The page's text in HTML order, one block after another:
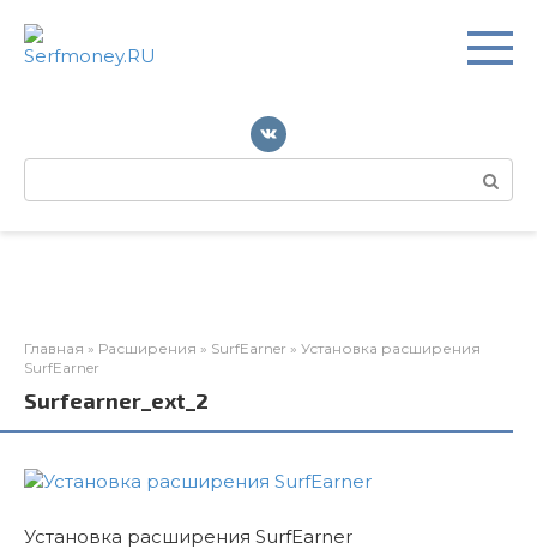
контенту
Поиск:
Главная » Расширения » SurfEarner » Установка расширения
SurfEarner
Surfearner_ext_2
Установка расширения SurfEarner